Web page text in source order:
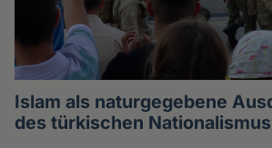
Islam als naturgegebene
des türkischen Nationalismus